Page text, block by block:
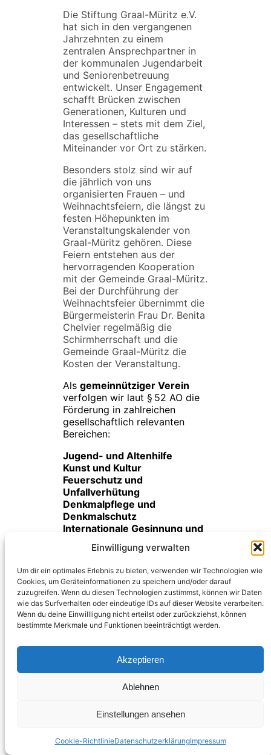
Einwilligung verwalten
Um dir ein optimales Erlebnis zu bieten, verwenden wir Technologien wie
Cookies, um Geräteinformationen zu speichern und/oder darauf
zuzugreifen. Wenn du diesen Technologien zustimmst, können wir Daten
wie das Surfverhalten oder eindeutige IDs auf dieser Website verarbeiten.
Wenn du deine Einwillligung nicht erteilst oder zurückziehst, können
bestimmte Merkmale und Funktionen beeinträchtigt werden.
Akzeptieren
Ablehnen
Einstellungen ansehen
Cookie-RichtlinieDatenschutzerklärungImpressum
Die Stiftung Graal-Müritz e.V.
hat sich in den vergangenen
Jahrzehnten zu einem
zentralen Ansprechpartner in
der kommunalen Jugendarbeit
und Seniorenbetreuung
entwickelt. Unser Engagement
schafft Brücken zwischen
Generationen, Kulturen und
Interessen – stets mit dem Ziel,
das gesellschaftliche
Miteinander vor Ort zu stärken.
Besonders stolz sind wir auf
die jährlich von uns
organisierten Frauen – und
Weihnachtsfeiern, die längst zu
festen Höhepunkten im
Veranstaltungskalender von
Graal-Müritz gehören. Diese
Feiern entstehen aus der
hervorragenden Kooperation
mit der Gemeinde Graal-Müritz.
Bei der Durchführung der
Weihnachtsfeier übernimmt die
Bürgermeisterin Frau Dr. Benita
Chelvier regelmäßig die
Schirmherrschaft und die
Gemeinde Graal-Müritz die
Kosten der Veranstaltung.
Als gemeinnütziger Verein
verfolgen wir laut § 52 AO die
Förderung in zahlreichen
gesellschaftlich relevanten
Bereichen:
Jugend- und Altenhilfe
Kunst und Kultur
Feuerschutz und
Unfallverhütung
Denkmalpflege und
Denkmalschutz
Internationale Gesinnung und
kulturelle Toleranz
Heimatpflege und
Heimatkunde
Bürgerschaftliches
Engagement für
gemeinnützige, mildtätige und
kirchliche Zwecke
Unterstützung
gemäß § 53 AO
Ob als aktives Mitglied,
Förderer oder Unterstützer –
Gemeinsam gestalten wir die
Zukunft von Graal-Müritz mit
Gemeinsinn.